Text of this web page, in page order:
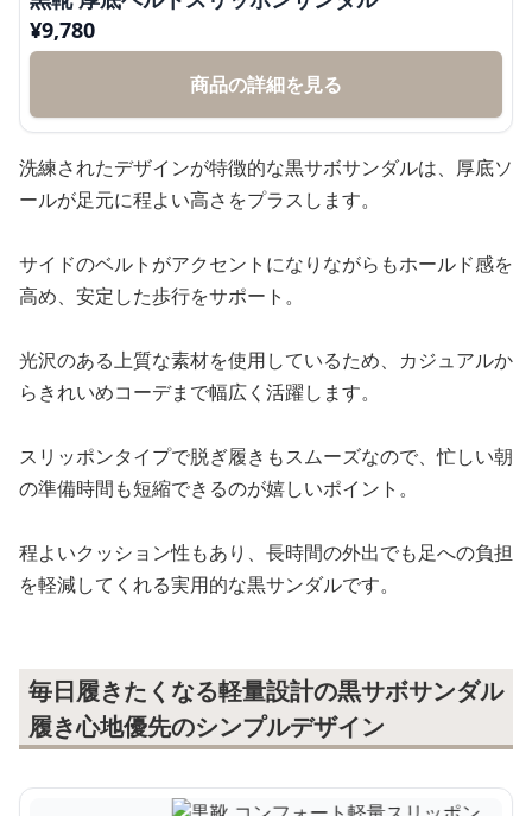
¥9,780
商品の詳細を見る
洗練されたデザインが特徴的な黒サボサンダルは、厚底ソ
ールが足元に程よい高さをプラスします。
サイドのベルトがアクセントになりながらもホールド感を
高め、安定した歩行をサポート。
光沢のある上質な素材を使用しているため、カジュアルか
らきれいめコーデまで幅広く活躍します。
スリッポンタイプで脱ぎ履きもスムーズなので、忙しい朝
の準備時間も短縮できるのが嬉しいポイント。
程よいクッション性もあり、長時間の外出でも足への負担
を軽減してくれる実用的な黒サンダルです。
毎日履きたくなる軽量設計の黒サボサンダル
履き心地優先のシンプルデザイン